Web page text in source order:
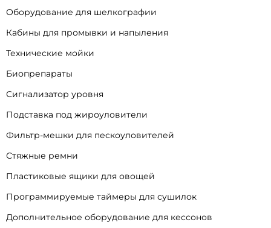
Оборудование для шелкографии
Кабины для промывки и напыления
Технические мойки
Биопрепараты
Сигнализатор уровня
Подставка под жироуловители
Фильтр-мешки для пескоуловителей
Стяжные ремни
Пластиковые ящики для овощей
Программируемые таймеры для сушилок
Дополнительное оборудование для кессонов